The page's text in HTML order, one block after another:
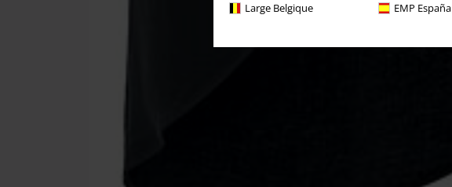
Large Belgique EMP España